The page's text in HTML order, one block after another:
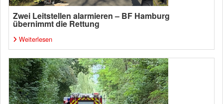
Zwei Leitstellen alarmieren – BF Hamburg
übernimmt die Rettung
Weiterlesen